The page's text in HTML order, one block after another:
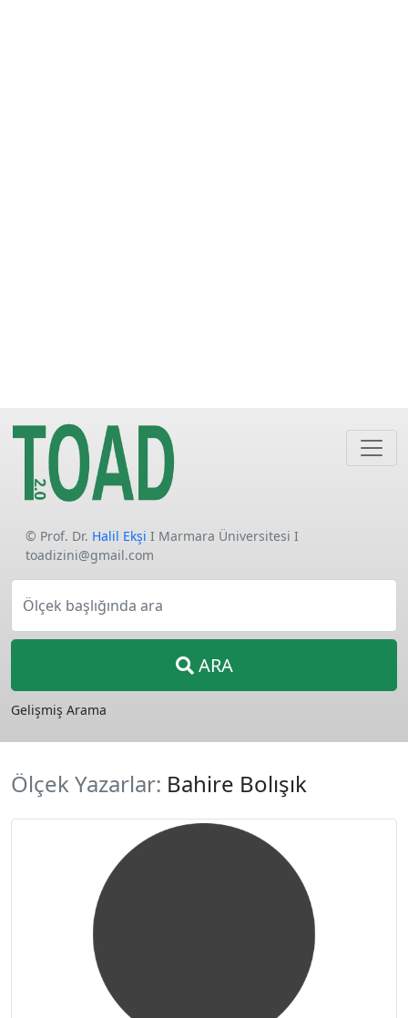
© Prof. Dr. Halil Ekşi I Marmara Üniversitesi I
toadizini@gmail.com
Ölçek başlığında ara
ARA
Gelişmiş Arama
Ölçek Yazarlar: Bahire Bolışık